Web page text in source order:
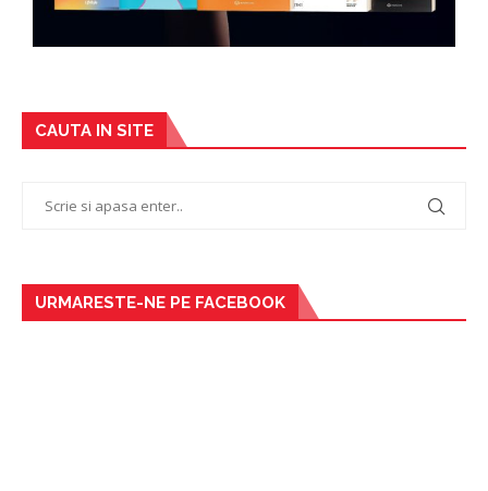
CAUTA IN SITE
URMARESTE-NE PE FACEBOOK